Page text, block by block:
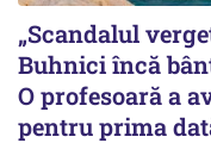
„Scandalul
Buhnici încă
O profesoară a
pentru prima